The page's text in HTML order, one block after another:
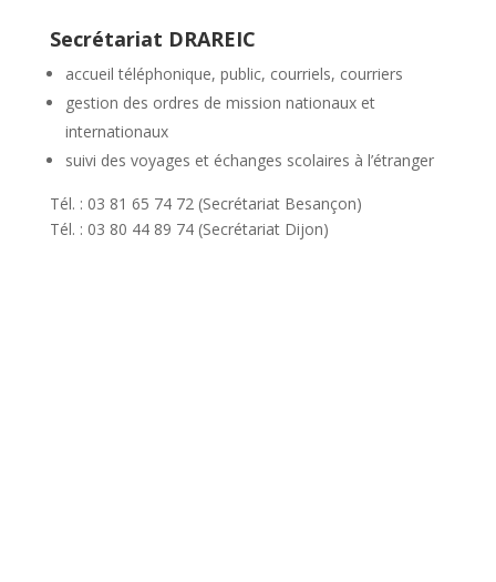
Secrétariat DRAREIC
accueil téléphonique, public, courriels, courriers
gestion des ordres de mission nationaux et
internationaux
suivi des voyages et échanges scolaires à l’étranger
Tél. : 03 81 65 74 72 (Secrétariat Besançon)
Tél. : 03 80 44 89 74 (Secrétariat Dijon)